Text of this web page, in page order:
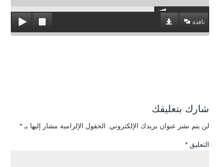
نافذة
شارك بتعليقك
لن يتم نشر عنوان بريدك الإلكتروني. الحقول الإلزامية مشار إليها بـ *
التعليق *